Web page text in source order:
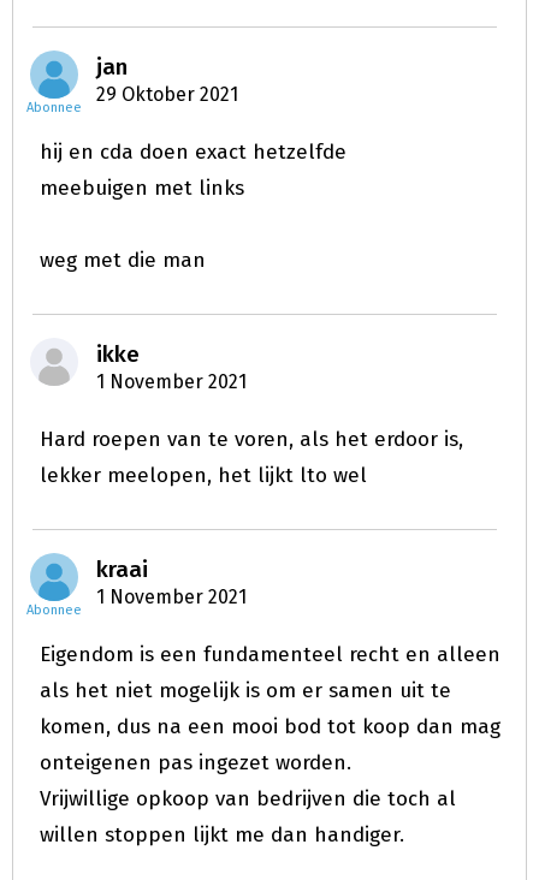
Abonnee
jan
29 Oktober 2021
hij en cda doen exact hetzelfde
meebuigen met links
weg met die man
ikke
1 November 2021
Hard roepen van te voren, als het erdoor is,
lekker meelopen, het lijkt lto wel
Abonnee
kraai
1 November 2021
Eigendom is een fundamenteel recht en alleen
als het niet mogelijk is om er samen uit te
komen, dus na een mooi bod tot koop dan mag
onteigenen pas ingezet worden.
Vrijwillige opkoop van bedrijven die toch al
willen stoppen lijkt me dan handiger.